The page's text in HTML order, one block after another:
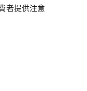
者提供注意